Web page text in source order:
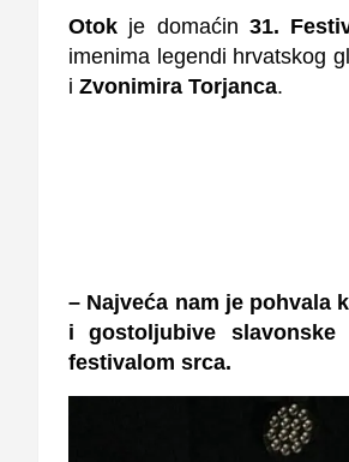
Otok je domaćin 31.
imenima legendi hrvatskog
i Zvonimira Torjanca.
– Najveća nam je pohvala
i gostoljubive
festivalom srca.